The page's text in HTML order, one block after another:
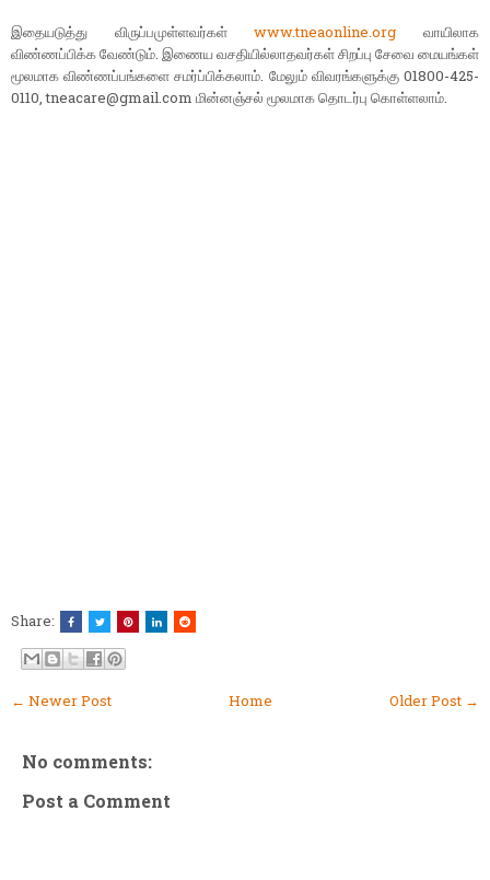
இதையடுத்து விருப்பமுள்ளவர்கள்www.tneaonline.org வாயிலாக
விண்ணப்பிக்க வேண்டும்‌. இணைய வசதியில்லாதவர்கள் சிறப்பு சேவை மையங்கள்
மூலமாக விண்ணப்பங்களை சமர்ப்பிக்கலாம். மேலும் விவரங்களுக்கு 01800-425-
0110, tneacare@gmail.com மின்னஞ்சல் மூலமாக தொடர்பு கொள்ளலாம்.
Share:
← Newer Post Older Post →
Home
No comments:
Post a Comment